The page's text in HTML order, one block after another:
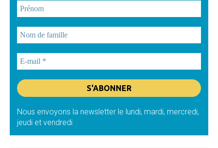
Nous envoyons la newsletter le lundi, mardi, mercredi,
jeudi et vendredi